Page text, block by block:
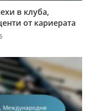
в клуба,
от кариерата